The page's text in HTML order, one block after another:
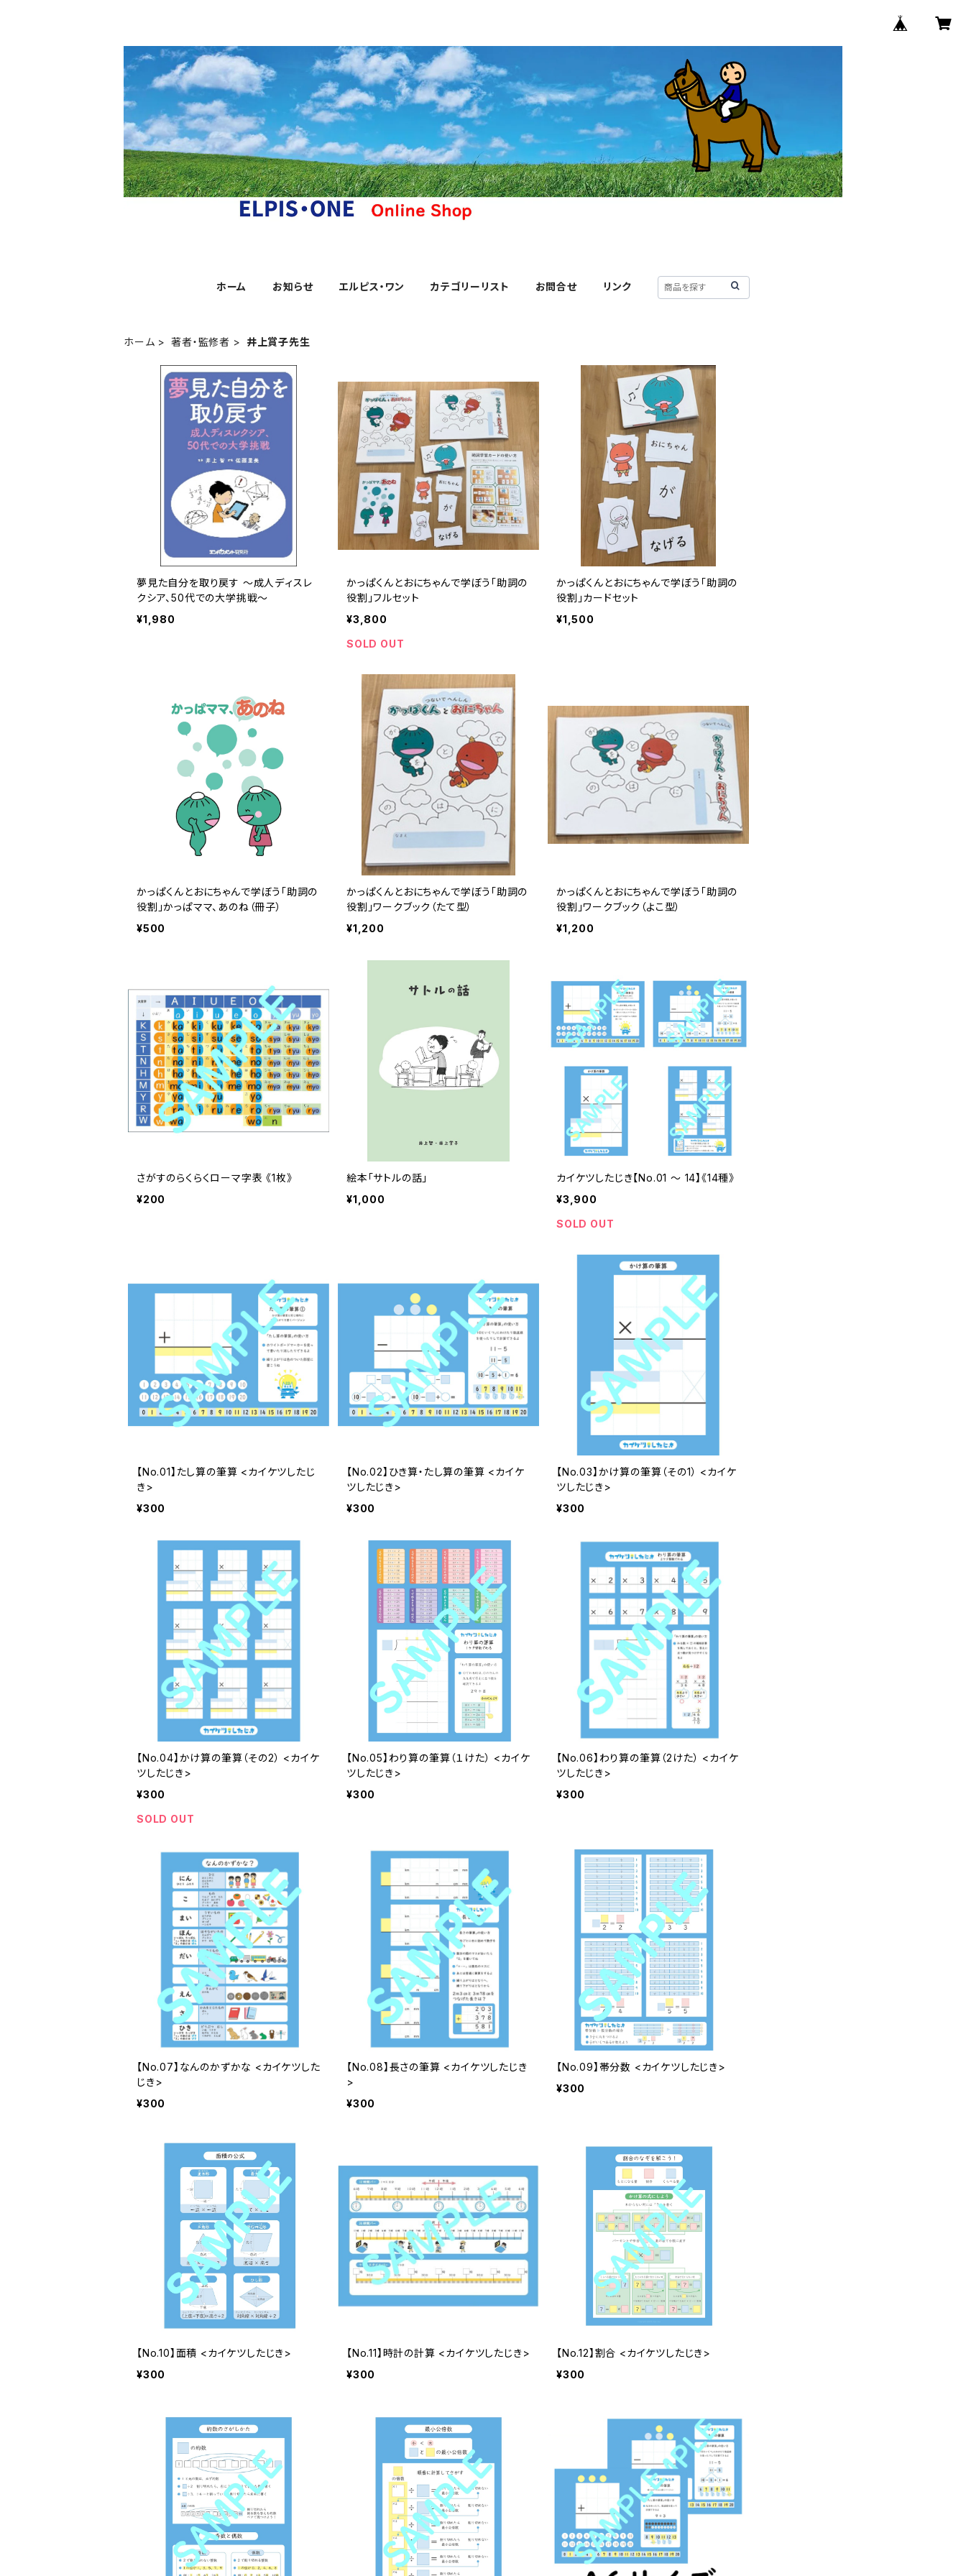
ホーム お知らせ エルピス・ワン カテゴリーリスト お問合せ リンク
ホーム 著者・監修者 井上賞子先生
夢見た自分を取り戻す ～成人ディスレ
クシア、50代での大学挑戦～
¥1,980
かっぱくんとおにちゃんで学ぼう「助詞の
役割」フルセット
¥3,800
SOLD OUT
かっぱくんとおにちゃんで学ぼう「助詞の
役割」カードセット
¥1,500
かっぱくんとおにちゃんで学ぼう「助詞の
役割」かっぱママ、あのね（冊子）
¥500
かっぱくんとおにちゃんで学ぼう「助詞の
役割」ワークブック（たて型）
¥1,200
かっぱくんとおにちゃんで学ぼう「助詞の
役割」ワークブック（よこ型）
¥1,200
さがすのらくらくローマ字表 《1枚》
¥200
絵本「サトルの話」
¥1,000
カイケツしたじき【No.01 ～ 14】《14種》
¥3,900
SOLD OUT
【No.01】たし算の筆算 <カイケツしたじ
き>
¥300
【No.02】ひき算・たし算の筆算 <カイケ
ツしたじき>
¥300
【No.03】かけ算の筆算（その1） <カイケ
ツしたじき>
¥300
【No.04】かけ算の筆算（その2） <カイケ
ツしたじき>
¥300
SOLD OUT
【No.05】わり算の筆算（１けた） <カイケ
ツしたじき>
¥300
【No.06】わり算の筆算（2けた） <カイケ
ツしたじき>
¥300
【No.07】なんのかずかな <カイケツした
じき>
¥300
【No.08】長さの筆算 <カイケツしたじき
>
¥300
【No.09】帯分数 <カイケツしたじき>
¥300
【No.10】面積 <カイケツしたじき>
¥300
【No.11】時計の計算 <カイケツしたじき>
¥300
【No.12】割合 <カイケツしたじき>
¥300